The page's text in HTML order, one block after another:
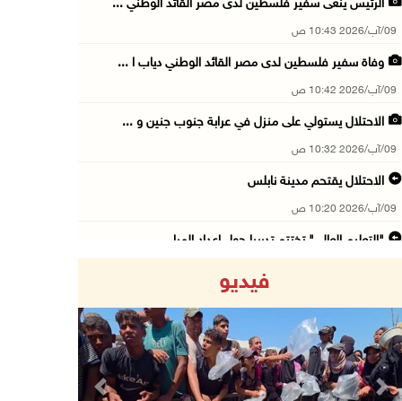
الرئيس ينعى سفير فلسطين لدى مصر القائد الوطني ...
09/آب/2026 10:43 ص
وفاة سفير فلسطين لدى مصر القائد الوطني دياب ا ...
09/آب/2026 10:42 ص
الاحتلال يستولي على منزل في عرابة جنوب جنين و ...
09/آب/2026 10:32 ص
الاحتلال يقتحم مدينة نابلس
09/آب/2026 10:20 ص
"التعليم العالي" تختتم تدريبا حول إعداد المبا ...
09/آب/2026 10:02 ص
اعتقال مواطنين من بلدة سنجل شمال رام الله
09/آب/2026 09:48 ص
فيديو
Previous Next